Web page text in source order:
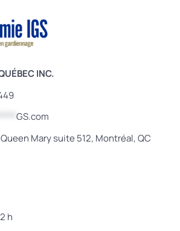
INC.
GS.com
Mary suite 512, Montréal, QC
h